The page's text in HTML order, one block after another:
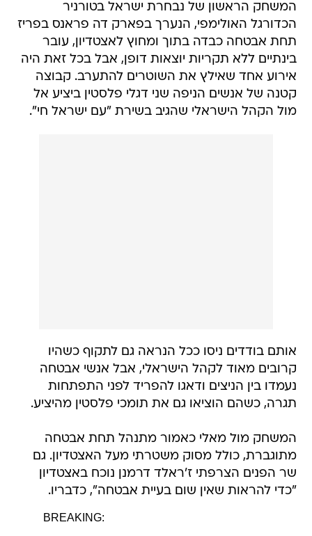
המשחק הראשון של נבחרת ישראל בטורניר
הכדורגל האולימפי, הנערך בפארק דה פראנס בפריז
תחת אבטחה כבדה בתוך ומחוץ לאצטדיון, עובר
בינתיים ללא תקריות יוצאות דופן, אבל בכל זאת היה
אירוע אחד שאילץ את השוטרים להתערב. קבוצה
קטנה של אנשים הניפה שני דגלי פלסטין ביציע אל
מול הקהל הישראלי שהגיב בשירת "עם ישראל חי".
אותם בודדים ניסו ככל הנראה גם לתקוף כשהיו
קרובים מאוד לקהל הישראלי, אבל אנשי אבטחה
נעמדו בין הניצים ודאגו להפריד לפני התפתחות
תגרה, כשהם הוציאו גם את תומכי פלסטין מהיציע.
המשחק מול מאלי כאמור מתנהל תחת אבטחה
מתוגברת, כולל מסוק משטרתי מעל האצטדיון. גם
שר הפנים הצרפתי ז'ראלד דרמנן נוכח באצטדיון
"כדי להראות שאין שום בעיית אבטחה", כדבריו.
BREAKING: